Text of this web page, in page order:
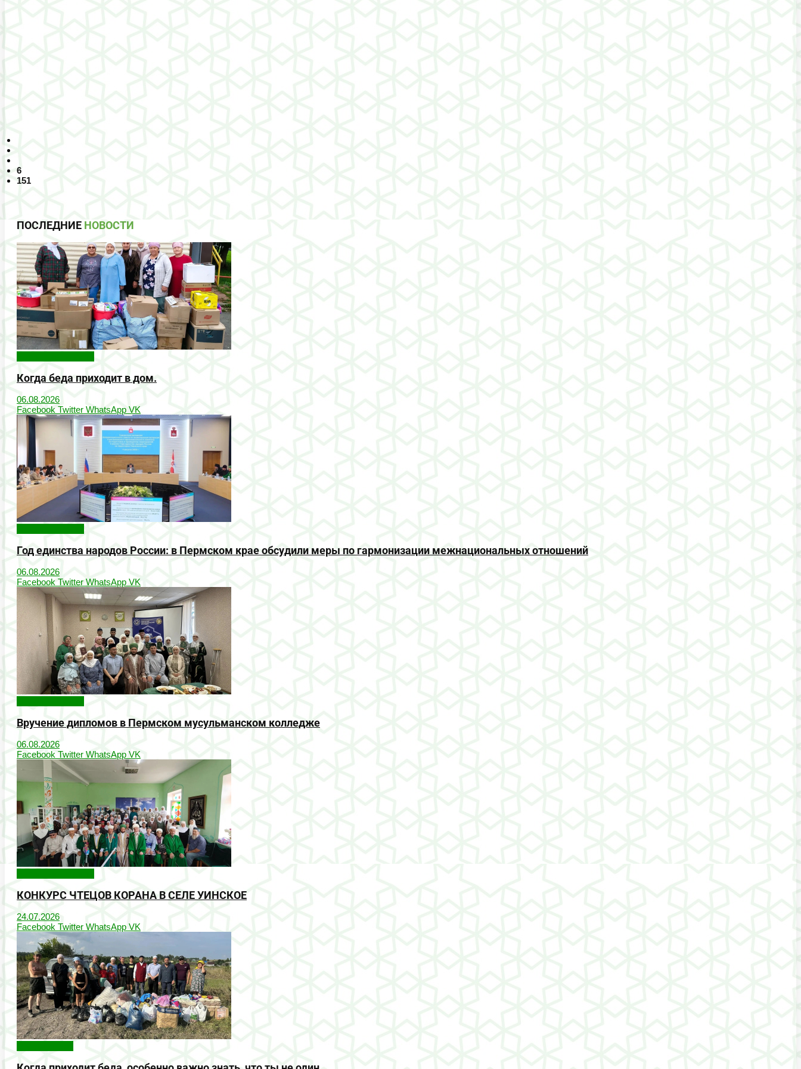
6
151
ПОСЛЕДНИЕ НОВОСТИ
Когда беда приходит в дом.
06.08.2026
Facebook Twitter WhatsApp VK
Год единства народов России: в Пермском крае обсудили меры по гармонизации межнациональных отношений
06.08.2026
Facebook Twitter WhatsApp VK
Вручение дипломов в Пермском мусульманском колледже
06.08.2026
Facebook Twitter WhatsApp VK
КОНКУРС ЧТЕЦОВ КОРАНА В СЕЛЕ УИНСКОЕ
24.07.2026
Facebook Twitter WhatsApp VK